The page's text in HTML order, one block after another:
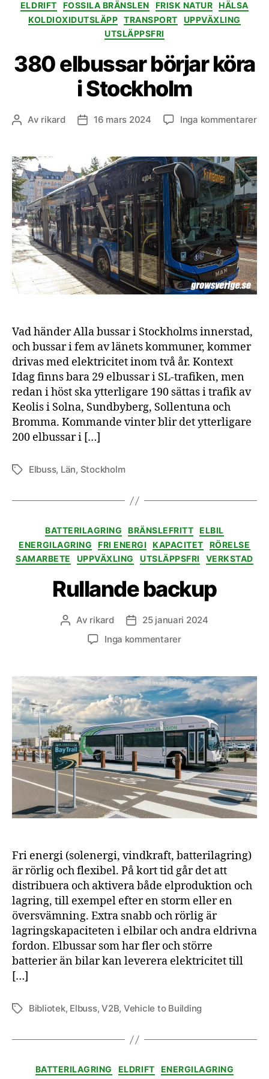
ELDRIFT FOSSILA BRÄNSLEN FRISK NATUR
HÄLSA
KOLDIOXIDUTSLÄPP
TRANSPORT
UPPVÄXLING
UTSLÄPPSFRI
380 elbussar börjar köra
i Stockholm
Inläggsförfattare
Av rikard Inläggsdatum
16 mars 2024 Inga kommentarertill
i
Vad händer Alla bussar i Stockholms innerstad,
och bussar i fem av länets kommuner, kommer
drivas med elektricitet inom två år. Kontext
Idag finns bara 29 elbussar i SL-trafiken, men
redan i höst ska ytterligare 190 sättas i trafik av
Keolis i Solna, Sundbyberg, Sollentuna och
Bromma. Kommande vinter blir det ytterligare
200 elbussar i […]
Etiketter
Elbuss, Län, Stockholm
Kategorier
BATTERILAGRING BRÄNSLEFRITT
ELBIL
ENERGILAGRING
FRI ENERGI KAPACITET
RÖRELSE
SAMARBETE
UPPVÄXLING UTSLÄPPSFRI VERKSTAD
Rullande backup
Inläggsförfattare
Av rikard Inläggsdatum
25 januari 2024
Inga kommentarertill
Fri energi (solenergi, vindkraft, batterilagring)
är rörlig och flexibel. På kort tid går det att
distribuera och aktivera både elproduktion och
lagring, till exempel efter en storm eller en
översvämning. Extra snabb och rörlig är
lagringskapaciteten i elbilar och andra eldrivna
fordon. Elbussar som har fler och större
batterier än bilar kan leverera elektricitet till
[…]
EtiketterBibliotek, Elbuss,V2B, Vehicle to Building
Kategorier
BATTERILAGRING ELDRIFT
ENERGILAGRING